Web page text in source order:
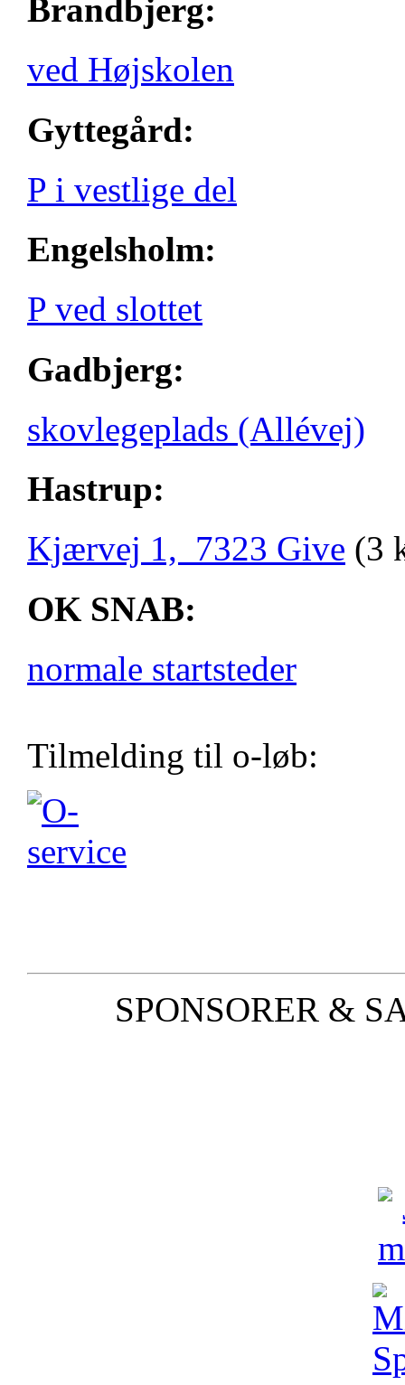
Brandbjerg:
ved Højskolen
Gyttegård:
P i vestlige del
Engelsholm:
P ved slottet
Gadbjerg:
skovlegeplads (Allévej)
Hastrup:
Kjærvej 1, 7323 Give (3
OK SNAB:
normale startsteder
Tilmelding til o-løb:
SPONSORER &